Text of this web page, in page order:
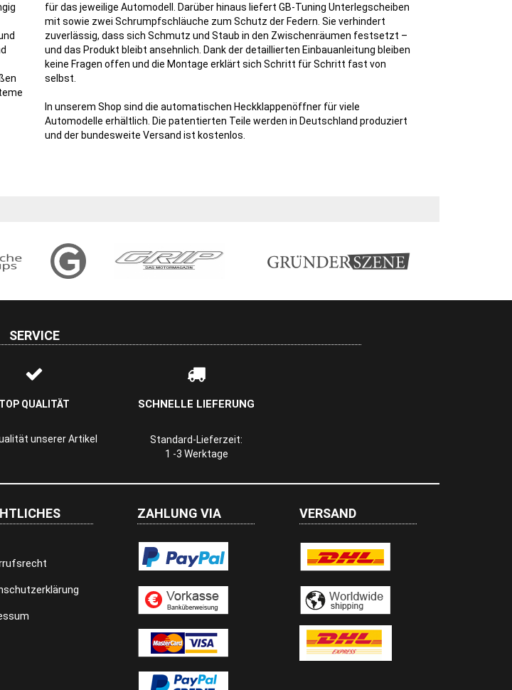
für das jeweilige Automodell. Darüber hinaus liefert GB-Tuning Unterlegscheiben
mit sowie zwei Schrumpfschläuche zum Schutz der Federn. Sie verhindert
zuverlässig, dass sich Schmutz und Staub in den Zwischenräumen festsetzt –
und das Produkt bleibt ansehnlich. Dank der detaillierten Einbauanleitung bleiben
keine Fragen offen und die Montage erklärt sich Schritt für Schritt fast von
selbst.
In unserem Shop sind die automatischen Heckklappenöffner für viele
Automodelle erhältlich. Die patentierten Teile werden in Deutschland produziert
und der bundesweite Versand ist kostenlos.
SERVICE
TOP QUALITÄT
unserer Artikel
SCHNELLE LIEFERUNG
Standard-Lieferzeit:
1 -3 Werktage
ZAHLUNG VIA VERSAND